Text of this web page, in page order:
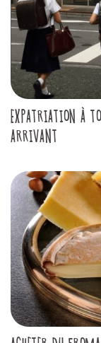
EXPATRIATION À
ARRIVANT